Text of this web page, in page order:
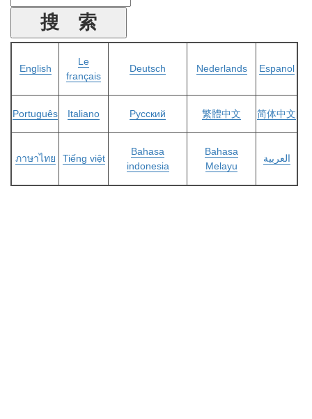
English
Le
français
Deutsch Nederlands Espanol
Português Italiano Русский 繁體中文 简体中文
ภาษาไทย Tiếng việt
Bahasa
indonesia
Bahasa
Melayu
العربية